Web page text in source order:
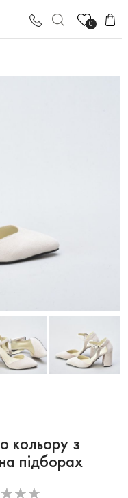
0
кольору з
підборах